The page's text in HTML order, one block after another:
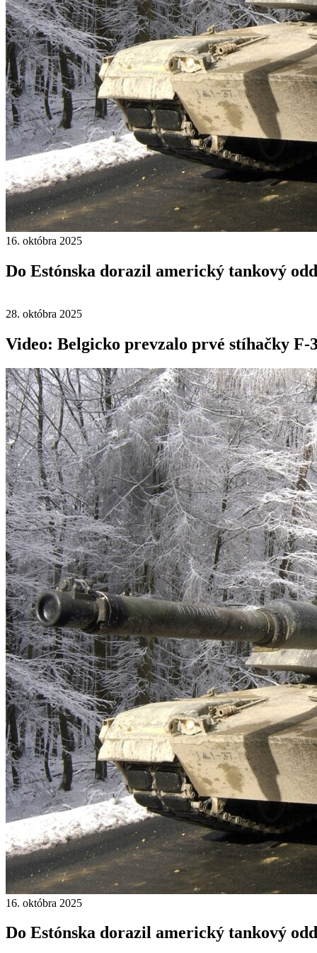
16. októbra 2025
Do Estónska dorazil americký tankový
28. októbra 2025
Video: Belgicko prevzalo prvé stíhačky F-
16. októbra 2025
Do Estónska dorazil americký tankový